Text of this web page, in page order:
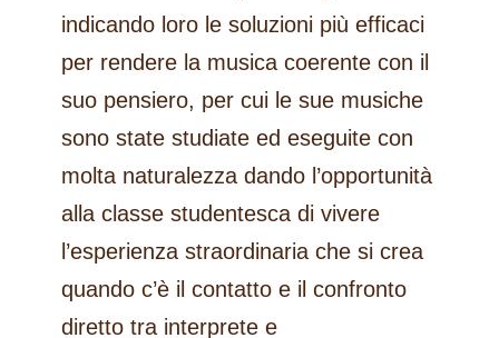
indicando loro le soluzioni più efficaci
per rendere la musica coerente con il
suo pensiero, per cui le sue musiche
sono state studiate ed eseguite con
molta naturalezza dando l’opportunità
alla classe studentesca di vivere
l’esperienza straordinaria che si crea
quando c’è il contatto e il confronto
diretto tra interprete e